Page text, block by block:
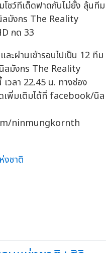
ละผ่านเข้ารอบไปเป็น 12 ทีม
ลมังกร The Reality
วลา 22.45 น. ทางช่อง
เพิ่มเติมได้ที่ facebook/นิล
ninmungkornth
งชาติ